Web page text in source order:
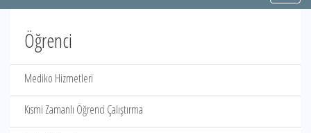
Öğrenci
Mediko Hizmetleri
Kısmi Zamanlı Öğrenci Çalıştırma